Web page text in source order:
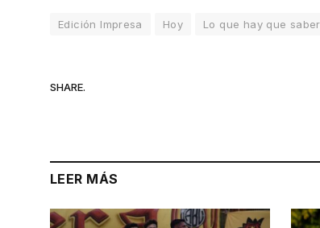
Edición Impresa Hoy Lo que hay que saber
SHARE.
LEER MÁS